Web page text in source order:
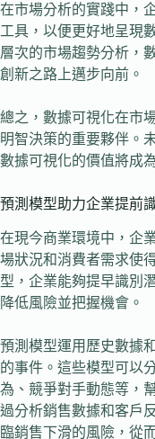
在市場分析的實踐中，
工具，以便更好地呈現
層次的市場趨勢分析，
創新之路上邁步向前。
總之，數據可視化在市
明智決策的重要夥伴。
數據可視化的價值將成
預測模型助力企業提前
在現今商業環境中，企
場狀況和消費者需求使
型，企業能夠提早識別
降低風險並把握機會。
預測模型運用歷史數據
的事件。這些模型可以
為、競爭對手動態等，
過分析銷售數據和客戶
臨銷售下滑的風險，從